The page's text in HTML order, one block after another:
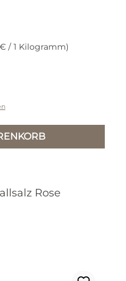
€ / 1 Kilogramm)